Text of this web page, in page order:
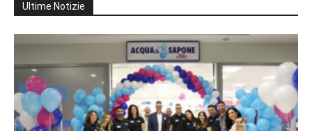
Ultime Notizie